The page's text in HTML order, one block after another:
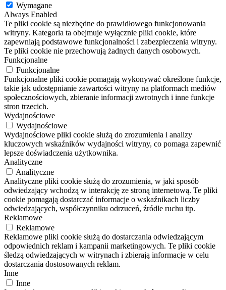
Wymagane
Always Enabled
Te pliki cookie są niezbędne do prawidłowego funkcjonowania
witryny. Kategoria ta obejmuje wyłącznie pliki cookie, które
zapewniają podstawowe funkcjonalności i zabezpieczenia witryny.
Te pliki cookie nie przechowują żadnych danych osobowych.
Funkcjonalne
Funkcjonalne
Funkcjonalne pliki cookie pomagają wykonywać określone funkcje,
takie jak udostępnianie zawartości witryny na platformach mediów
społecznościowych, zbieranie informacji zwrotnych i inne funkcje
stron trzecich.
Wydajnościowe
Wydajnościowe
Wydajnościowe pliki cookie służą do zrozumienia i analizy
kluczowych wskaźników wydajności witryny, co pomaga zapewnić
lepsze doświadczenia użytkownika.
Analityczne
Analityczne
Analityczne pliki cookie służą do zrozumienia, w jaki sposób
odwiedzający wchodzą w interakcję ze stroną internetową. Te pliki
cookie pomagają dostarczać informacje o wskaźnikach liczby
odwiedzających, współczynniku odrzuceń, źródle ruchu itp.
Reklamowe
Reklamowe
Reklamowe pliki cookie służą do dostarczania odwiedzającym
odpowiednich reklam i kampanii marketingowych. Te pliki cookie
śledzą odwiedzających w witrynach i zbierają informacje w celu
dostarczania dostosowanych reklam.
Inne
Inne